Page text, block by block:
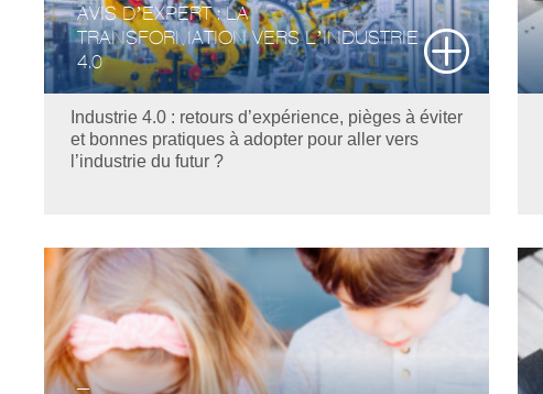
AVIS D’EXPERT : LA
TRANSFORMATION VERS L’INDUSTRIE
4.0
Industrie 4.0 : retours d’expérience, pièges à éviter
et bonnes pratiques à adopter pour aller vers
l’industrie du futur ?